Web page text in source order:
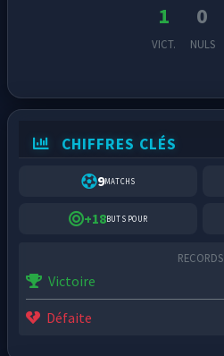
1
VICT.
0
NULS
CHIFFRES CLÉS
9MATCHS
+18BUTS POUR
RECORDS
Victoire
Défaite